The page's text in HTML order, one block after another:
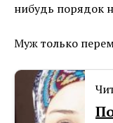
нибудь порядок
Муж только